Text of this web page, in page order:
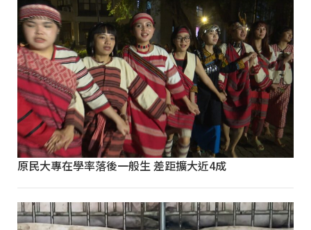
原民大專在學率落後一般生 差距擴大近4成